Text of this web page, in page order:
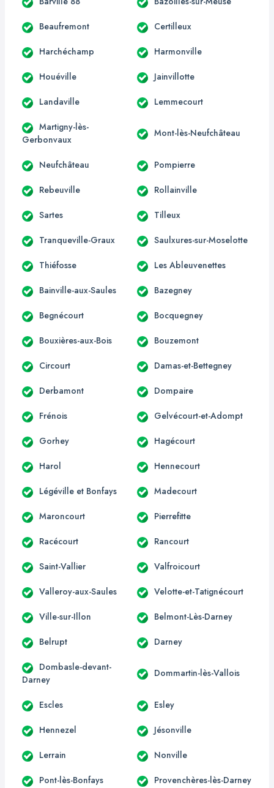
Beaufremont Certilleux
Harchéchamp Harmonville
Houéville Jainvillotte
Landaville Lemmecourt
Martigny-lès-
Gerbonvaux
Mont-lès-Neufchâteau
Neufchâteau Pompierre
Rebeuville Rollainville
Sartes Tilleux
Tranqueville-Graux Saulxures-sur-Moselotte
Thiéfosse Les Ableuvenettes
Bainville-aux-Saules Bazegney
Begnécourt Bocquegney
Bouxières-aux-Bois Bouzemont
Circourt Damas-et-Bettegney
Derbamont Dompaire
Frénois Gelvécourt-et-Adompt
Gorhey Hagécourt
Harol Hennecourt
Légéville et Bonfays Madecourt
Maroncourt Pierrefitte
Racécourt Rancourt
Saint-Vallier Valfroicourt
Valleroy-aux-Saules Velotte-et-Tatignécourt
Ville-sur-Illon Belmont-Lès-Darney
Belrupt Darney
Dombasle-devant-
Darney
Dommartin-lès-Vallois
Escles Esley
Hennezel Jésonville
Lerrain Nonville
Pont-lès-Bonfays Provenchères-lès-Darney